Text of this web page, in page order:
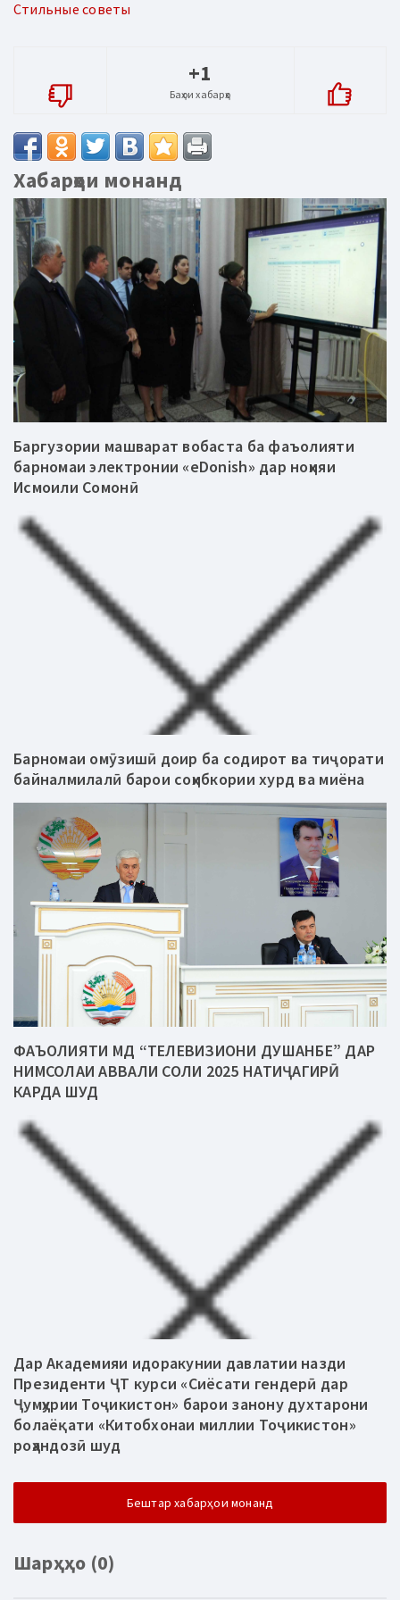
Стильные советы
+1
Баҳои хабарҳо
Хабарҳои монанд
Баргузории машварат вобаста ба фаъолияти
барномаи электронии «eDonish» дар ноҳияи
Исмоили Сомонӣ
Барномаи омӯзишӣ доир ба содирот ва тиҷорати
байналмилалӣ барои соҳибкории хурд ва миёна
ФАЪОЛИЯТИ МД “ТЕЛЕВИЗИОНИ ДУШАНБЕ” ДАР
НИМСОЛАИ АВВАЛИ СОЛИ 2025 НАТИҶАГИРӢ
КАРДА ШУД
Дар Академияи идоракунии давлатии назди
Президенти ҶТ курси «Сиёсати гендерӣ дар
Ҷумҳурии Тоҷикистон» барои занону духтарони
болаёқати «Китобхонаи миллии Тоҷикистон»
роҳандозӣ шуд
Бештар хабарҳои монанд
Шарҳҳо (0)